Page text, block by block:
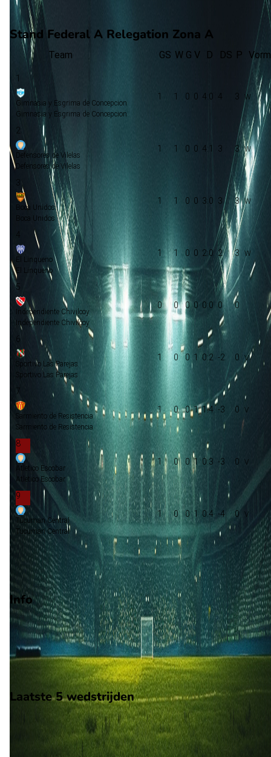
vorm
Stand Federal A Relegation Zona A
Team GS W G V D DS P Vorm
1
Gimnasia y Esgrima de Concepcion
Gimnasia y Esgrima de Concepcion
1 1 0 0 4:0 4 3
2
Defensores de Vilelas
Defensores de Vilelas
1 1 0 0 4:1 3 3
3
Boca Unidos
Boca Unidos
1 1 0 0 3:0 3 3
El Linqueno
El Linqueno
1 1 0 0 2:0 2 3
5
Independiente Chivilcoy
Independiente Chivilcoy
0 0 0 0 0:0 0 0
6
Sportivo Las Parejas
Sportivo Las Parejas
1 0 0 1 0:2 -2 0
7
Sarmiento de Resistencia
Sarmiento de Resistencia
1 0 0 1 1:4 -3 0
8
Atletico Escobar
Atletico Escobar
1 0 0 1 0:3 -3 0
9
Tucuman Central
Tucuman Central
1 0 0 1 0:4 -4 0
Volgende ronde bracket
Degradatie
Info
Op 30 augustus 2026 gaat Gimnasia y Esgrima de
de strijd aan met Independiente Chivilcoy. De wedstrijd wordt
afgetrapt om 20:00 en wordt gespeeld in de Federal A.
Stadion: Onbekend
Scheidsrechter: Onbekend
Laatste 5 wedstrijden
Gimnasia y Esgrima de Concepcion
Independiente Chivilcoy